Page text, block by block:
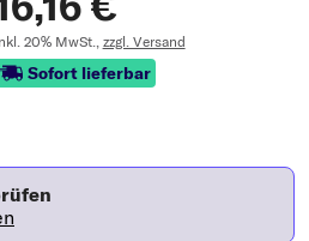
20% MwSt.,zzgl. Versand
Sofort lieferbar